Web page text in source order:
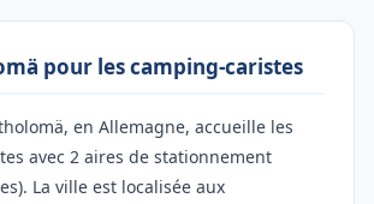
pour les camping-caristes
en Allemagne, accueille les
avec 2 aires de stationnement
La ville est localisée aux